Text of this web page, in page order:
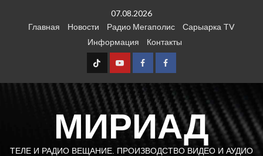
07.08.2026
Главная
Новости Радио Мегаполис
Сарыарка TV
Информация
Контакты
TT Youtube
FB1 FB2
МИРИАД
ТЕЛЕ И РАДИО ВЕЩАНИЕ. ПРОИЗВОДСТВО ВИДЕО И АУДИО